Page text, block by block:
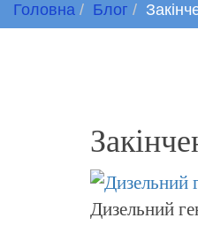
Головна Блог
Дизельний